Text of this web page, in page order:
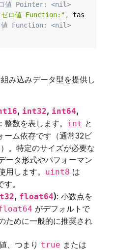
値 Pointer: <nil>
ロ値 Function:" ,
tas
Function: <nil>
み込みデータ型を提供し
, int32, int64,
: 整数を表します。 int と
ーム依存です（通常32ビ
。特定のサイズが必要な
ータ形式やパフォーマン
用します。 uint8 は
。
, float64): 小数点を
がデフォルトで
ために一般的に推奨され
、つまり true または